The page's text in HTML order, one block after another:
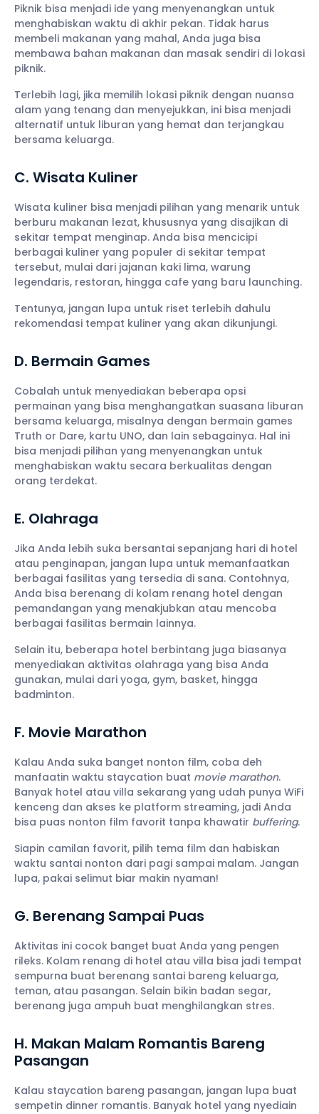
Piknik bisa menjadi ide yang menyenangkan untuk
menghabiskan waktu di akhir pekan. Tidak harus
membeli makanan yang mahal, Anda juga bisa
membawa bahan makanan dan masak sendiri di lokasi
piknik.
Terlebih lagi, jika memilih lokasi piknik dengan nuansa
alam yang tenang dan menyejukkan, ini bisa menjadi
alternatif untuk liburan yang hemat dan terjangkau
bersama keluarga.
C. Wisata Kuliner
Wisata kuliner bisa menjadi pilihan yang menarik untuk
berburu makanan lezat, khususnya yang disajikan di
sekitar tempat menginap. Anda bisa mencicipi
berbagai kuliner yang populer di sekitar tempat
tersebut, mulai dari jajanan kaki lima, warung
legendaris, restoran, hingga cafe yang baru launching.
Tentunya, jangan lupa untuk riset terlebih dahulu
rekomendasi tempat kuliner yang akan dikunjungi.
D. Bermain Games
Cobalah untuk menyediakan beberapa opsi
permainan yang bisa menghangatkan suasana liburan
bersama keluarga, misalnya dengan bermain games
Truth or Dare, kartu UNO, dan lain sebagainya. Hal ini
bisa menjadi pilihan yang menyenangkan untuk
menghabiskan waktu secara berkualitas dengan
orang terdekat.
E. Olahraga
Jika Anda lebih suka bersantai sepanjang hari di hotel
atau penginapan, jangan lupa untuk memanfaatkan
berbagai fasilitas yang tersedia di sana. Contohnya,
Anda bisa berenang di kolam renang hotel dengan
pemandangan yang menakjubkan atau mencoba
berbagai fasilitas bermain lainnya.
Selain itu, beberapa hotel berbintang juga biasanya
menyediakan aktivitas olahraga yang bisa Anda
gunakan, mulai dari yoga, gym, basket, hingga
badminton.
F. Movie Marathon
Kalau Anda suka banget nonton film, coba deh
manfaatin waktu staycation buat movie marathon.
Banyak hotel atau villa sekarang yang udah punya WiFi
kenceng dan akses ke platform streaming, jadi Anda
bisa puas nonton film favorit tanpa khawatir buffering.
Siapin camilan favorit, pilih tema film dan habiskan
waktu santai nonton dari pagi sampai malam. Jangan
lupa, pakai selimut biar makin nyaman!
G. Berenang Sampai Puas
Aktivitas ini cocok banget buat Anda yang pengen
rileks. Kolam renang di hotel atau villa bisa jadi tempat
sempurna buat berenang santai bareng keluarga,
teman, atau pasangan. Selain bikin badan segar,
berenang juga ampuh buat menghilangkan stres.
H. Makan Malam Romantis Bareng
Pasangan
Kalau staycation bareng pasangan, jangan lupa buat
sempetin dinner romantis. Banyak hotel yang nyediain